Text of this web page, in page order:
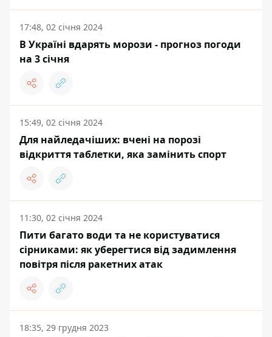
17:48, 02 січня 2024
В Україні вдарять морози - прогноз погоди
на 3 січня
15:49, 02 січня 2024
Для найледачіших: вчені на порозі
відкриття таблетки, яка замінить спорт
11:30, 02 січня 2024
Пити багато води та не користуватися
сірниками: як уберегтися від задимлення
повітря після ракетних атак
18:35, 29 грудня 2023